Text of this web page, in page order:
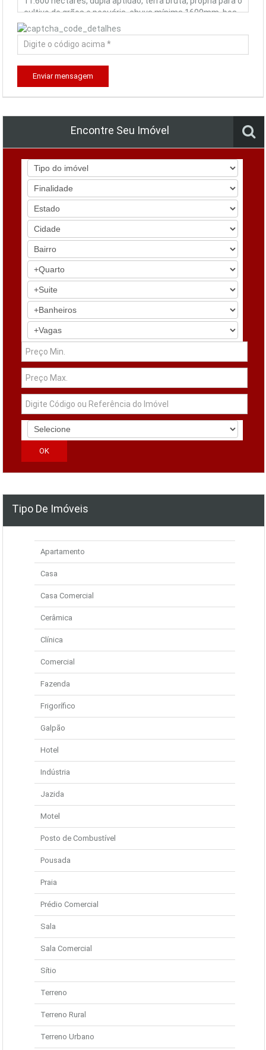
Enviar mensagem
Encontre Seu Imóvel
Tipo De Imóveis
Apartamento
Casa
Casa Comercial
Cerâmica
Clínica
Comercial
Fazenda
Frigorífico
Galpão
Hotel
Indústria
Jazida
Motel
Posto de Combustível
Pousada
Praia
Prédio Comercial
Sala
Sala Comercial
Sítio
Terreno
Terreno Rural
Terreno Urbano